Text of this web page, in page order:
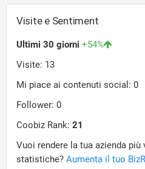
Visite e Sentiment